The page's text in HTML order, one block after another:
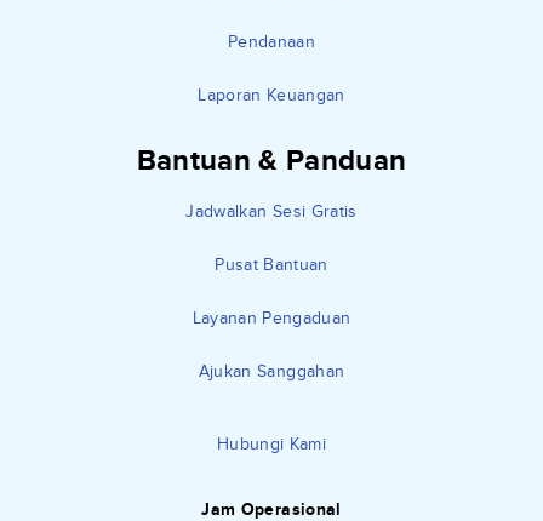
Pendanaan
Laporan Keuangan
Bantuan & Panduan
Jadwalkan Sesi Gratis
Pusat Bantuan
Layanan Pengaduan
Ajukan Sanggahan
Hubungi Kami
Jam Operasional